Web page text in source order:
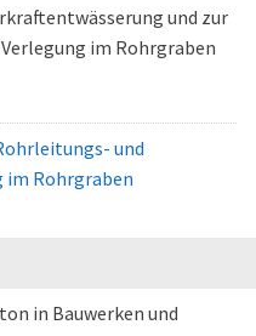
und zur
im Rohrgraben
und
im Rohrgraben
in Bauwerken und